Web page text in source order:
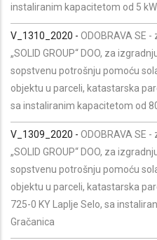
instaliranim kapacitetom od 5
V_1310_2020 - ODOBRAVA SE
„SOLID GROUP“ DOO, za
sopstvenu potrošnju pomoću
objektu u parceli, katastarska
sa instaliranim kapacitetom od
V_1309_2020 - ODOBRAVA SE
„SOLID GROUP“ DOO, za
sopstvenu potrošnju pomoću
objektu u parceli, katastarska
725-0 KY Laplje Selo, sa
Gračanica